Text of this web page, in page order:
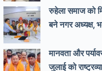
रुहेला समाज को
बने नगर अध्यक्ष,
मानवता और
जुलाई को